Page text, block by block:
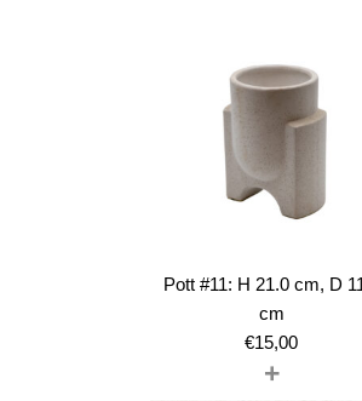
Pott #11: H 21.0 cm, D
cm
€15,00
+